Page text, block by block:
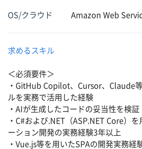
OS/クラウド Amazon Web
求めるスキル
＜必須要件＞
・GitHub Copilot、Cursor、Claude
ルを実務で活用した経験
・AIが生成したコードの妥当性を検
・C#および.NET（ASP.NET Core）
ーション開発の実務経験3年以上
・Vue.js等を用いたSPAの開発実務経